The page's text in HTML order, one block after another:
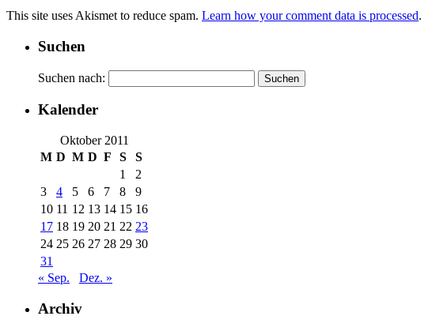
This site uses Akismet to reduce spam. Learn how your comment data is processed.
Suchen
Suchen nach:
Kalender
Oktober 2011
M D M D F S
S
1
2
3
4 5 6 7 8
9
10 11 12 13 14 15 16
17 18 19 20 21 22 23
24 25 26 27 28 29 30
31
« Sep.
Dez. »
Archiv